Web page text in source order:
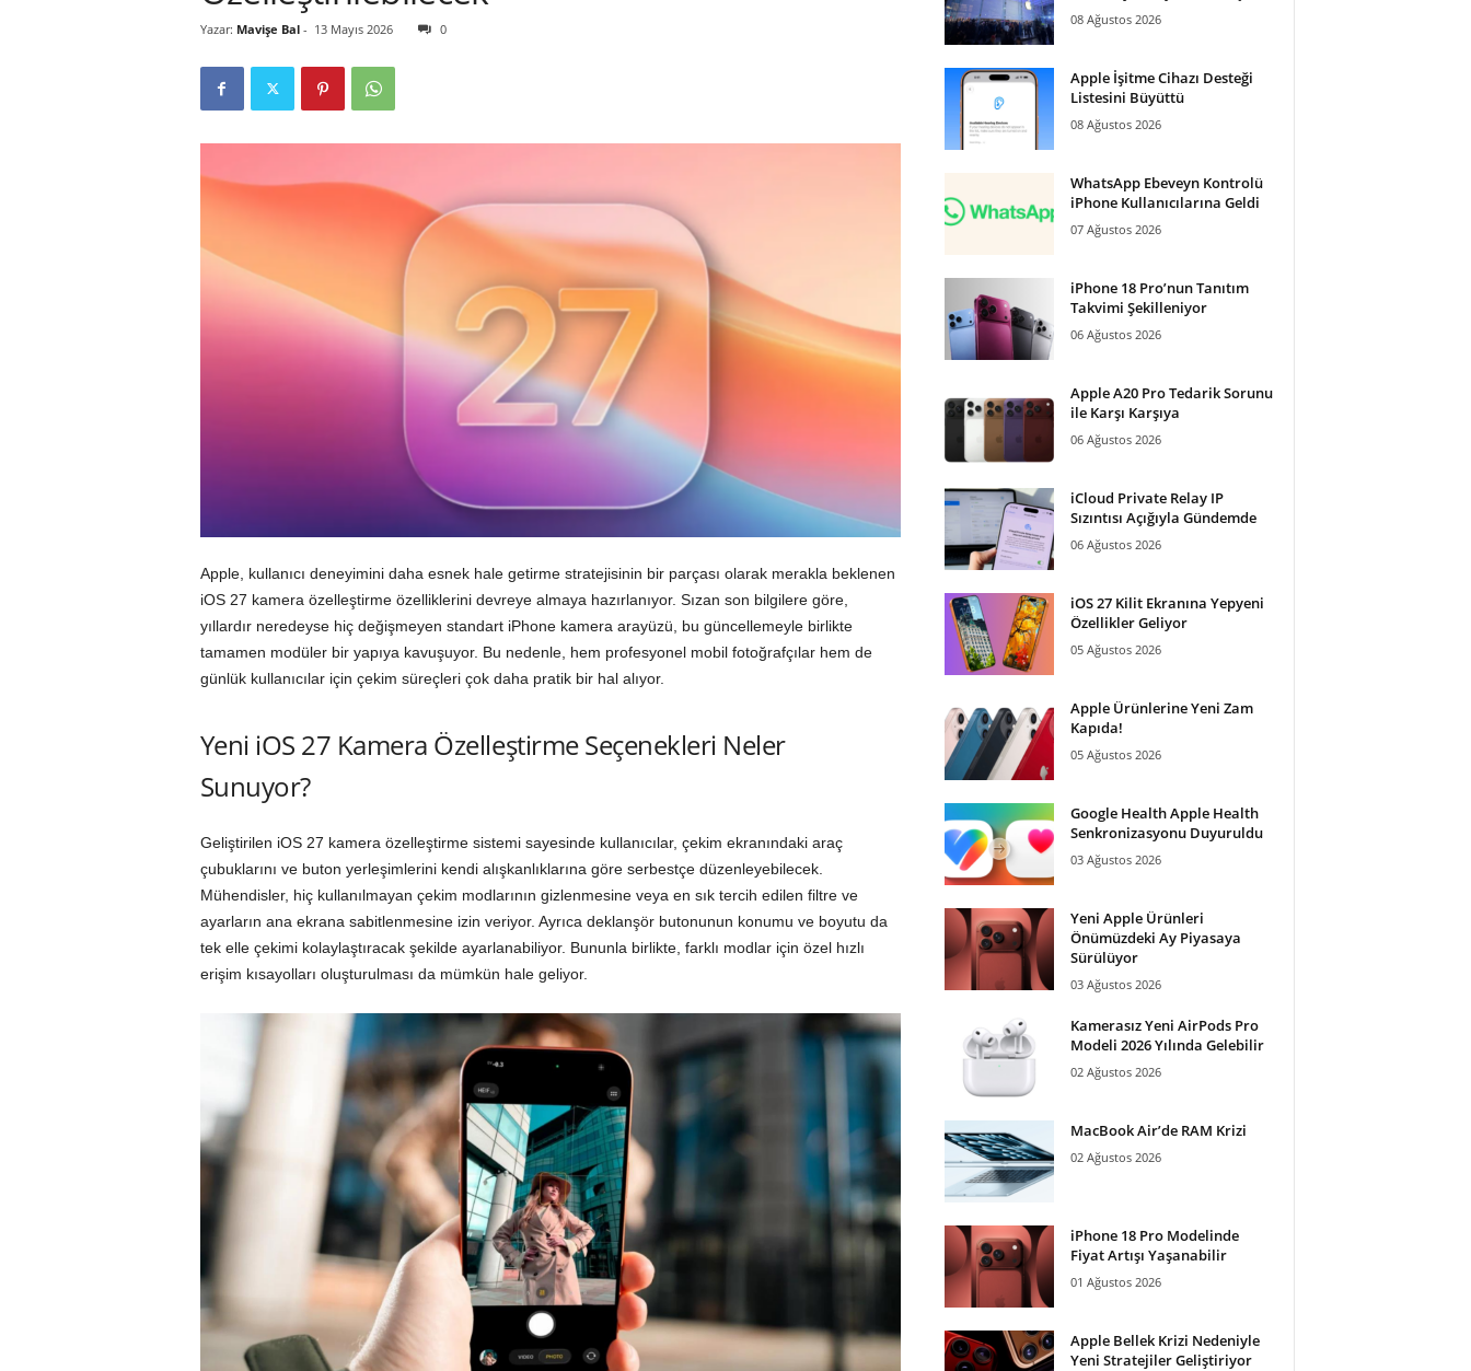
i
Yazar: Mavişe Bal- 13 Mayıs 2026 0
Apple, kullanıcı deneyimini daha esnek hale getirme stratejisinin bir parçası olarak merakla beklenen
iOS 27 kamera özelleştirme özelliklerini devreye almaya hazırlanıyor. Sızan son bilgilere göre,
yıllardır neredeyse hiç değişmeyen standart iPhone kamera arayüzü, bu güncellemeyle birlikte
tamamen modüler bir yapıya kavuşuyor. Bu nedenle, hem profesyonel mobil fotoğrafçılar hem de
günlük kullanıcılar için çekim süreçleri çok daha pratik bir hal alıyor.
Yeni iOS 27 Kamera Özelleştirme Seçenekleri Neler
Sunuyor?
Geliştirilen iOS 27 kamera özelleştirme sistemi sayesinde kullanıcılar, çekim ekranındaki araç
çubuklarını ve buton yerleşimlerini kendi alışkanlıklarına göre serbestçe düzenleyebilecek.
Mühendisler, hiç kullanılmayan çekim modlarının gizlenmesine veya en sık tercih edilen filtre ve
ayarların ana ekrana sabitlenmesine izin veriyor. Ayrıca deklanşör butonunun konumu ve boyutu da
tek elle çekimi kolaylaştıracak şekilde ayarlanabiliyor. Bununla birlikte, farklı modlar için özel hızlı
erişim kısayolları oluşturulması da mümkün hale geliyor.
08 Ağustos 2026
Apple İşitme Cihazı Desteği
Listesini Büyüttü
08 Ağustos 2026
WhatsApp Ebeveyn Kontrolü
iPhone Kullanıcılarına Geldi
07 Ağustos 2026
iPhone 18 Pro’nun Tanıtım
Takvimi Şekilleniyor
06 Ağustos 2026
Apple A20 Pro Tedarik Sorunu
ile Karşı Karşıya
06 Ağustos 2026
iCloud Private Relay IP
Sızıntısı Açığıyla Gündemde
06 Ağustos 2026
iOS 27 Kilit Ekranına Yepyeni
Özellikler Geliyor
05 Ağustos 2026
Apple Ürünlerine Yeni Zam
Kapıda!
05 Ağustos 2026
Google Health Apple Health
Senkronizasyonu Duyuruldu
03 Ağustos 2026
Yeni Apple Ürünleri
Önümüzdeki Ay Piyasaya
Sürülüyor
03 Ağustos 2026
Kamerasız Yeni AirPods Pro
Modeli 2026 Yılında Gelebilir
02 Ağustos 2026
MacBook Air’de RAM Krizi
02 Ağustos 2026
iPhone 18 Pro Modelinde
Fiyat Artışı Yaşanabilir
01 Ağustos 2026
Apple Bellek Krizi Nedeniyle
Yeni Stratejiler Geliştiriyor